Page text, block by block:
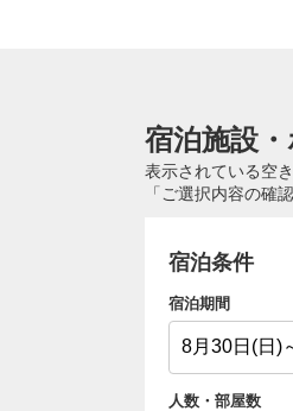
宿泊施設
表示されている空
「ご選択内容の確
宿泊条件
宿泊期間
人数・部屋数